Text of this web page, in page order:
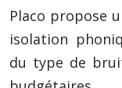
Placo propose
isolation
du type de